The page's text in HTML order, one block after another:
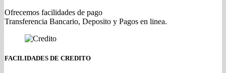
Ofrecemos facilidades de pago
Transferencia Bancario, Deposito y Pagos en linea.
FACILIDADES DE CREDITO